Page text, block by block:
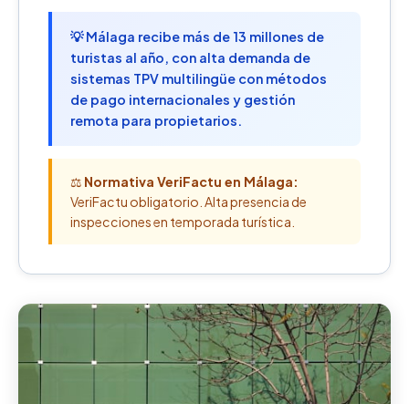
💡 Málaga recibe más de 13 millones de
turistas al año, con alta demanda de
sistemas TPV multilingüe con métodos
de pago internacionales y gestión
remota para propietarios.
⚖️ Normativa VeriFactu en Málaga:
VeriFactu obligatorio. Alta presencia de
inspecciones en temporada turística.